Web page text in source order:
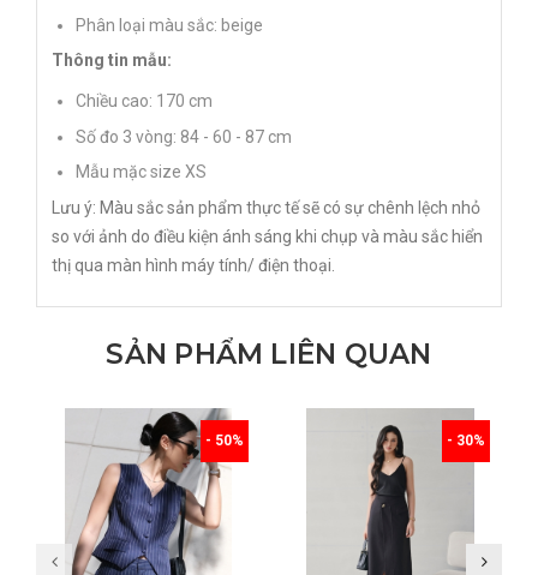
Phân loại màu sắc: beige
Thông tin mẫu:
Chiều cao: 170 cm
Số đo 3 vòng: 84 - 60 - 87 cm
Mẫu mặc size XS
Lưu ý: Màu sắc sản phẩm thực tế sẽ có sự chênh lệch nhỏ
so với ảnh do điều kiện ánh sáng khi chụp và màu sắc hiển
thị qua màn hình máy tính/ điện thoại.
SẢN PHẨM LIÊN QUAN
- 50% - 30%